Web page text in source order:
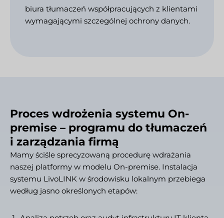
biura tłumaczeń współpracujących z klientami
wymagającymi szczególnej ochrony danych.
Proces wdrożenia systemu On-
premise – programu do tłumaczeń
i zarządzania firmą
Mamy ściśle sprecyzowaną procedurę wdrażania
naszej platformy w modelu On-premise. Instalacja
systemu LivoLINK w środowisku lokalnym przebiega
według jasno określonych etapów: